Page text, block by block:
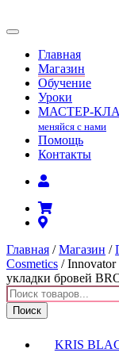
Главная
Магазин
Обучение
Уроки
МАСТЕР-
меняйся с нами
Помощь
Контакты
Главная /Магазин /
Cosmetics / Innovator
укладки бровей
Поиск
товаров
Поиск
KRIS